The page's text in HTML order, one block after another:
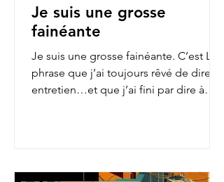
Je suis une grosse
fainéante
Je suis une grosse fainéante. C’est LA
phrase que j’ai toujours rêvé de dire en
entretien…et que j’ai fini par dire à